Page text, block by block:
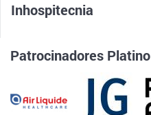
Inhospitecnia
Patrocinadores Platino